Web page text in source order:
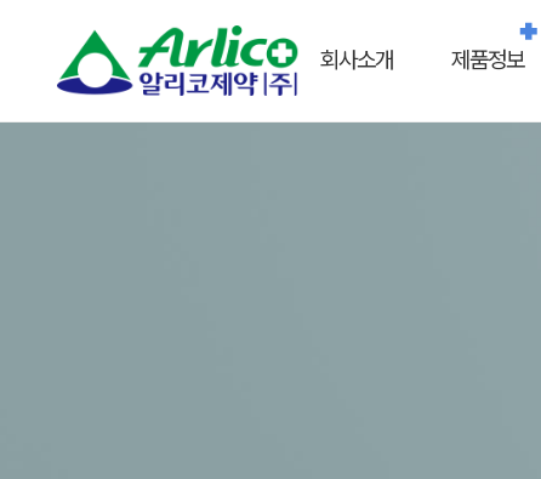
회사소개 제품정보